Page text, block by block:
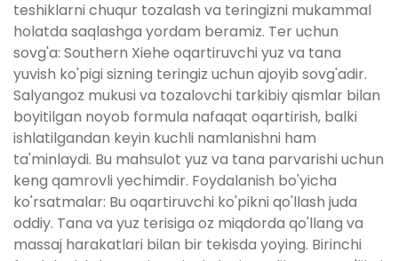
teshiklarni chuqur tozalash va teringizni mukammal
holatda saqlashga yordam beramiz. Ter uchun
sovg'a: Southern Xiehe oqartiruvchi yuz va tana
yuvish ko'pigi sizning teringiz uchun ajoyib sovg'adir.
Salyangoz mukusi va tozalovchi tarkibiy qismlar bilan
boyitilgan noyob formula nafaqat oqartirish, balki
ishlatilgandan keyin kuchli namlanishni ham
ta'minlaydi. Bu mahsulot yuz va tana parvarishi uchun
keng qamrovli yechimdir. Foydalanish bo'yicha
ko'rsatmalar: Bu oqartiruvchi ko'pikni qo'llash juda
oddiy. Tana va yuz terisiga oz miqdorda qo'llang va
massaj harakatlari bilan bir tekisda yoying. Birinchi